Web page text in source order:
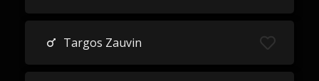
Targos Zauvin